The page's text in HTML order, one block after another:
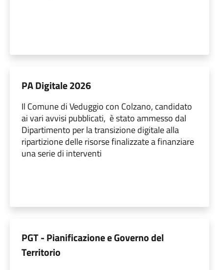
PA Digitale 2026
Il Comune di Veduggio con Colzano, candidato
ai vari avvisi pubblicati, è stato ammesso dal
Dipartimento per la transizione digitale alla
ripartizione delle risorse finalizzate a finanziare
una serie di interventi
PGT - Pianificazione e Governo del
Territorio